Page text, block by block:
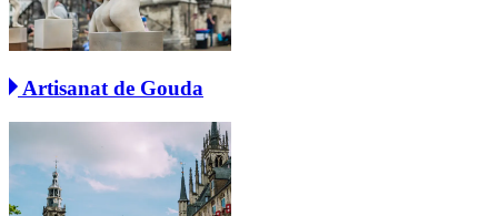
Artisanat de Gouda